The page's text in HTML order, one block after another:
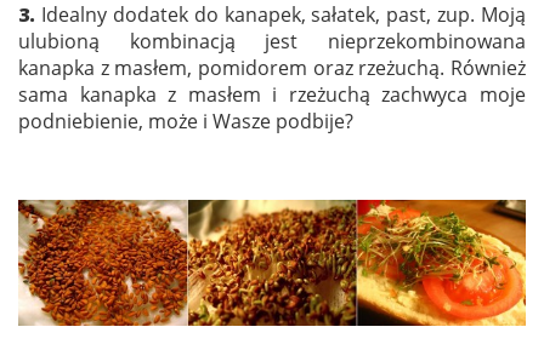
3. Idealny dodatek do kanapek, sałatek, past, zup. Moją
ulubioną kombinacją jest nieprzekombinowana
kanapka z masłem, pomidorem oraz rzeżuchą. Również
sama kanapka z masłem i rzeżuchą zachwyca moje
podniebienie, może i Wasze podbije?